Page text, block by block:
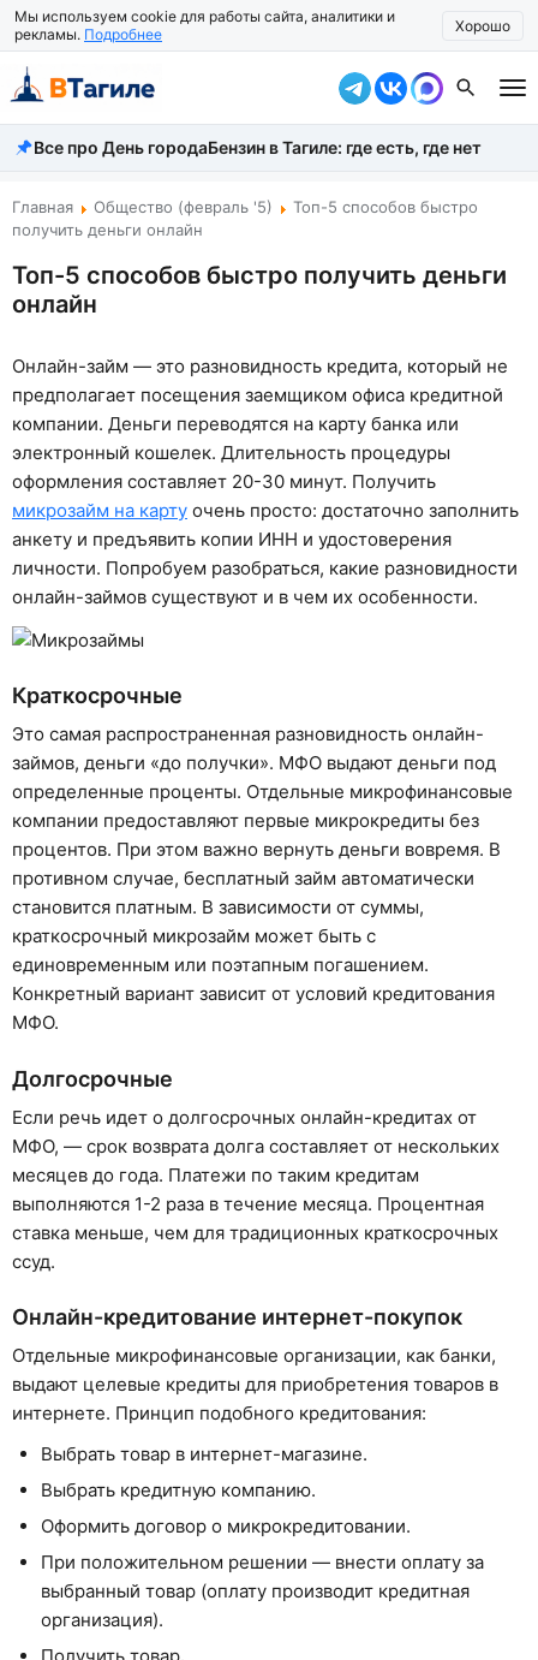
Мы используем cookie для работы сайта, аналитики и
рекламы. Подробнее Хорошо
Все новости
Происшествия
Власть
Экономика
Общество
Рассказать новость
Все про День городаБензин в Тагиле: где есть, где нет
Главная Общество (февраль '5)
Топ-5 способов быстро
получить деньги онлайн
Топ-5 способов быстро получить деньги
онлайн
Онлайн-займ — это разновидность кредита, который не
предполагает посещения заемщиком офиса кредитной
компании. Деньги переводятся на карту банка или
электронный кошелек. Длительность процедуры
оформления составляет 20-30 минут. Получить
микрозайм на карту очень просто: достаточно заполнить
анкету и предъявить копии ИНН и удостоверения
личности. Попробуем разобраться, какие разновидности
онлайн-займов существуют и в чем их особенности.
Краткосрочные
Это самая распространенная разновидность онлайн-
займов, деньги «до получки». МФО выдают деньги под
определенные проценты. Отдельные микрофинансовые
компании предоставляют первые микрокредиты без
процентов. При этом важно вернуть деньги вовремя. В
противном случае, бесплатный займ автоматически
становится платным. В зависимости от суммы,
краткосрочный микрозайм может быть с
единовременным или поэтапным погашением.
Конкретный вариант зависит от условий кредитования
МФО.
Долгосрочные
Если речь идет о долгосрочных онлайн-кредитах от
МФО, — срок возврата долга составляет от нескольких
месяцев до года. Платежи по таким кредитам
выполняются 1-2 раза в течение месяца. Процентная
ставка меньше, чем для традиционных краткосрочных
ссуд.
Онлайн-кредитование интернет-покупок
Отдельные микрофинансовые организации, как банки,
выдают целевые кредиты для приобретения товаров в
интернете. Принцип подобного кредитования:
Выбрать товар в интернет-магазине.
Выбрать кредитную компанию.
Оформить договор о микрокредитовании.
При положительном решении — внести оплату за
выбранный товар (оплату производит кредитная
организация).